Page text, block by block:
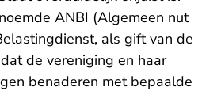
ANBI (Algemeen nut
als gift van de
de vereniging en haar
benaderen met bepaalde